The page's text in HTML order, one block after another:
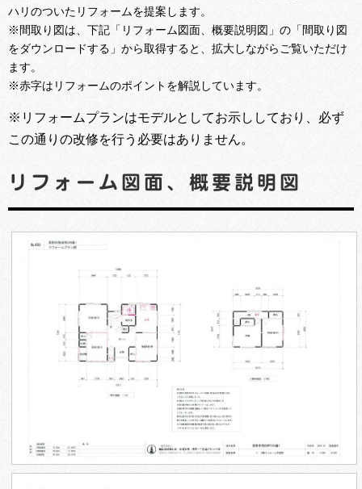
ハリのついたリフォームを提案します。
※間取り図は、下記「リフォーム図面、概要説明図」の「間取り図
をダウンロードする」から取得すると、拡大しながらご覧いただけ
ます。
※赤字はリフォームのポイントを解説しています。
※リフォームプランはモデルとしてお示ししており、必ず
この通りの改修を行う必要はありません。
リフォーム図面、概要説明図